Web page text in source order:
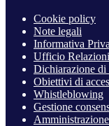
Cookie policy
Note legali
Informativa
Ufficio
Dichiarazione di
Obiettivi di
Whistleblowing
Gestione